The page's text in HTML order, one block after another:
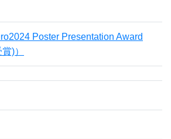
Poster Presentation Award
)）